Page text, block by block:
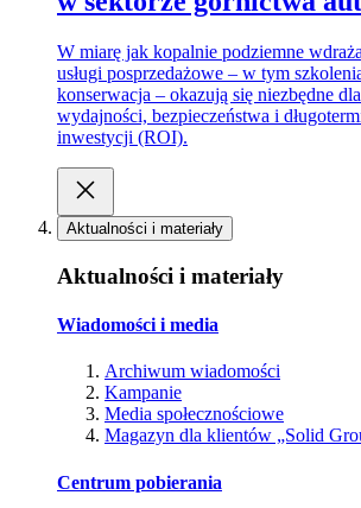
W miarę jak kopalnie podziemne
usługi posprzedażowe – w tym
konserwacja – okazują się niezbędne
wydajności, bezpieczeństwa i
inwestycji (ROI).
Aktualności i materiały
Aktualności i materiały
Wiadomości i media
Archiwum wiadomości
Kampanie
Media społecznościowe
Magazyn dla klientów „Solid
Centrum pobierania